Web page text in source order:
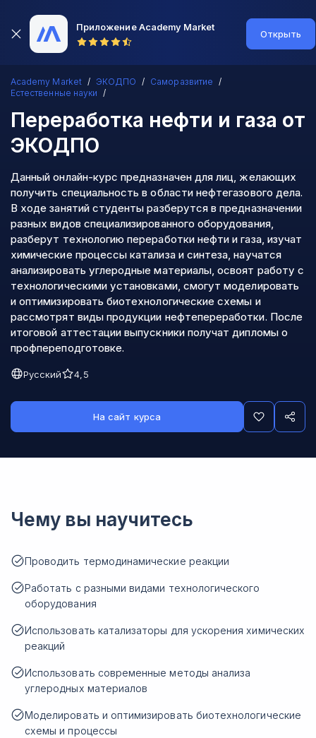
Приложение Academy Market
Открыть
Academy Market ЭКОДПО
Саморазвитие
Естественные науки
Переработка нефти и газа от
ЭКОДПО
Данный онлайн-курс предназначен для лиц, желающих
получить специальность в области нефтегазового дела.
В ходе занятий студенты разберутся в предназначении
разных видов специализированного оборудования,
разберут технологию переработки нефти и газа, изучат
химические процессы катализа и синтеза, научатся
анализировать углеродные материалы, освоят работу с
технологическими установками, смогут моделировать
и оптимизировать биотехнологические схемы и
рассмотрят виды продукции нефтепереработки. После
итоговой аттестации выпускники получат дипломы о
профпереподготовке.
Русский 4,5
На сайт курса
Чему вы научитесь
Проводить термодинамические реакции
Работать с разными видами технологического
оборудования
Использовать катализаторы для ускорения химических
реакций
Использовать современные методы анализа
углеродных материалов
Моделировать и оптимизировать биотехнологические
схемы и процессы